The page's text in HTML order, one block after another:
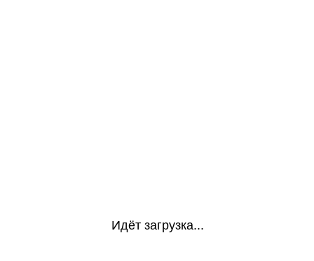
Идёт загрузка...